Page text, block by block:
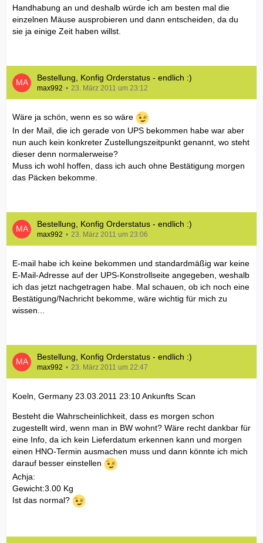
Handhabung an und deshalb würde ich am besten mal die
einzelnen Mäuse ausprobieren und dann entscheiden, da du
sie ja einige Zeit haben willst.
Bestellung, Konfig Orderstatus - endlich :)
max992 23. März 2011 um 23:12
Wäre ja schön, wenn es so wäre
In der Mail, die ich gerade von UPS bekommen habe war aber
nun auch kein konkreter Zustellungszeitpunkt genannt, wo steht
dieser denn normalerweise?
Muss ich wohl hoffen, dass ich auch ohne Bestätigung morgen
das Päcken bekomme.
Bestellung, Konfig Orderstatus - endlich :)
max992 23. März 2011 um 23:06
E-mail habe ich keine bekommen und standardmäßig war keine
E-Mail-Adresse auf der UPS-Konstrollseite angegeben, weshalb
ich das jetzt nachgetragen habe. Mal schauen, ob ich noch eine
Bestätigung/Nachricht bekomme, wäre wichtig für mich zu
wissen...
Bestellung, Konfig Orderstatus - endlich :)
max992 23. März 2011 um 22:47
Koeln, Germany 23.03.2011 23:10 Ankunfts Scan
Besteht die Wahrscheinlichkeit, dass es morgen schon
zugestellt wird, wenn man in BW wohnt? Wäre recht dankbar für
eine Info, da ich kein Lieferdatum erkennen kann und morgen
einen HNO-Termin ausmachen muss und dann könnte ich mich
darauf besser einstellen
Achja:
Gewicht:3.00 Kg
Ist das normal?